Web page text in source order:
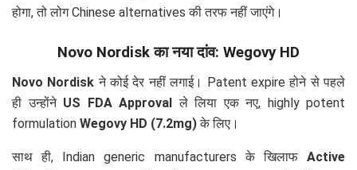
होगा, तो लोग Chinese alternatives की तरफ नहीं जाएंगे।
Novo Nordisk का नया दांव: Wegovy HD
Novo Nordisk ने कोई देर नहीं लगाई। Patent expire होने से पहले
ही उन्होंने US FDA Approval ले लिया एक नए, highly potent
formulation Wegovy HD (7.2mg)के लिए।
साथ ही, Indian generic manufacturers के खिलाफ Active